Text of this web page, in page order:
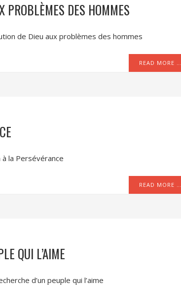
PROBLÈMES DES HOMMES
de Dieu aux problèmes des hommes
READ MORE …
la Persévérance
READ MORE …
QUI L’AIME
d’un peuple qui l’aime